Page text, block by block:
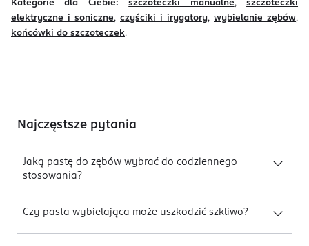
Kategorie dla Ciebie: szczoteczki manualne,szczoteczki
elektryczne i soniczne, czyściki i irygatory, wybielanie zębów,
końcówki do szczoteczek.
Najczęstsze pytania
Jaką pastę do zębów wybrać do codziennego
stosowania?
Czy pasta wybielająca może uszkodzić szkliwo?